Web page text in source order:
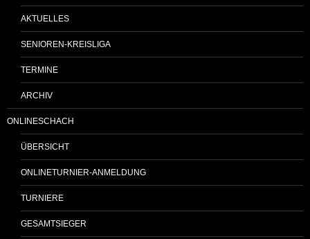
AKTUELLES
SENIOREN-KREISLIGA
TERMINE
ARCHIV
ONLINESCHACH
ÜBERSICHT
ONLINETURNIER-ANMELDUNG
TURNIERE
GESAMTSIEGER